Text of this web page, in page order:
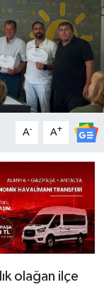
A- A+
olağan ilçe